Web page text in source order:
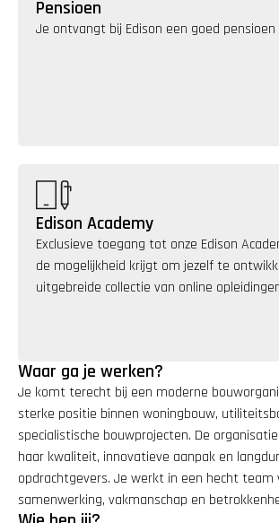
Pensioen
Je ontvangt bij Edison een goed pensioen
Edison Academy
Exclusieve toegang tot onze Edison
de mogelijkheid krijgt om jezelf te
uitgebreide collectie van online
Waar ga je werken?
Je komt terecht bij een moderne
sterke positie binnen woningbouw,
specialistische bouwprojecten. De
haar kwaliteit, innovatieve aanpak en
opdrachtgevers. Je werkt in een hecht team
samenwerking, vakmanschap en